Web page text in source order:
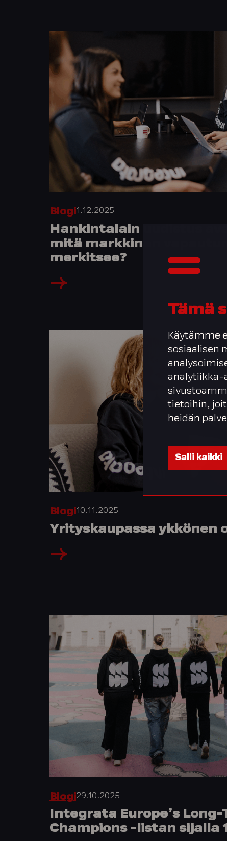
Tämä
Käytämme
sosiaalisen
analytiikka-
tietoihin,
heidän
Salli kaikki
Blogi1.12.2025
Hankintalain uudistus
mitä markkinan
merkitsee?
Blogi10.11.2025
Yrityskaupassa ykkönen
Blogi29.10.2025
Integrata Europe’s
Champions -listan sijalla